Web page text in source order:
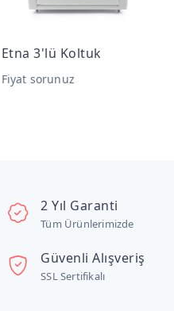
Etna 3'lü Koltuk
Fiyat sorunuz
2 Yıl Garanti
Tüm Ürünlerimizde
Güvenli Alışveriş
SSL Sertifikalı